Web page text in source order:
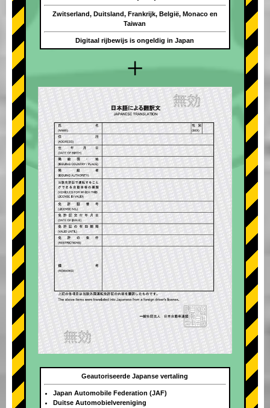
+
Zwitserland, Duitsland, Frankrijk, België, Monaco en
Taiwan
Digitaal rijbewijs is ongeldig in Japan
Geautoriseerde Japanse vertaling
Japan Automobile Federation (JAF)
Duitse Automobielvereniging